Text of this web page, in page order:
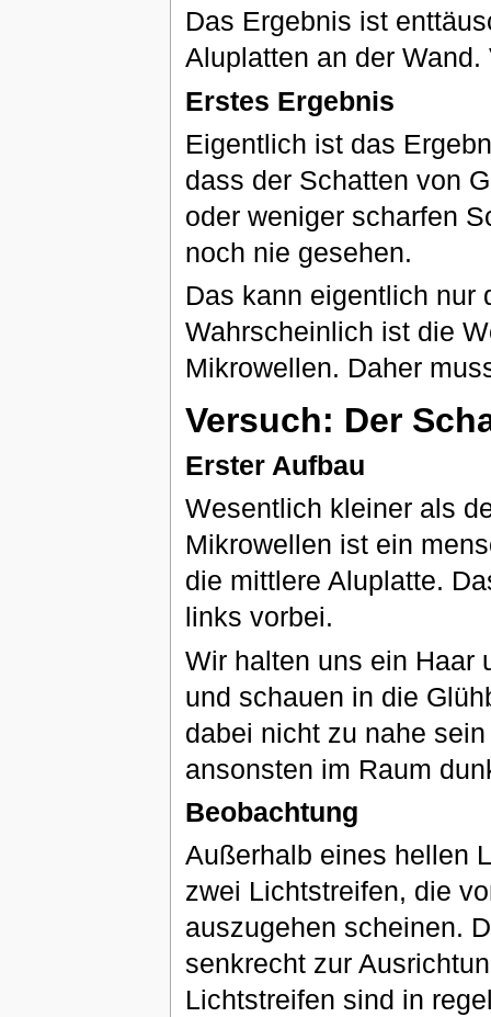
Das Ergebnis ist
Aluplatten an der
Erstes Ergebnis
Eigentlich ist das
dass der Schatten von
oder weniger scharfen
noch nie gesehen.
Das kann eigentlich nur
Wahrscheinlich ist die
Mikrowellen. Daher
Versuch: Der
Erster Aufbau
Wesentlich kleiner als
Mikrowellen ist ein
die mittlere Aluplatte.
links vorbei.
Wir halten uns ein Haar
und schauen in die
dabei nicht zu nahe
ansonsten im Raum
Beobachtung
Außerhalb eines hellen
zwei Lichtstreifen, die
auszugehen scheinen.
senkrecht zur
Lichtstreifen sind in